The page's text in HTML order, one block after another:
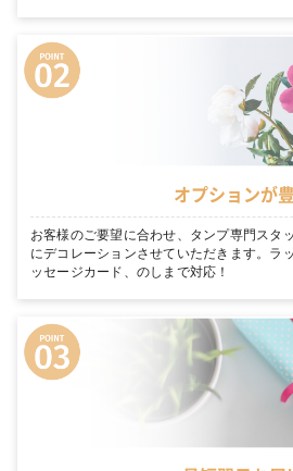
オプションが
お客様のご要望に合わせ、タンプ専門スタ
にデコレーションさせていただきます。ラ
ッセージカード、のしまで対応！